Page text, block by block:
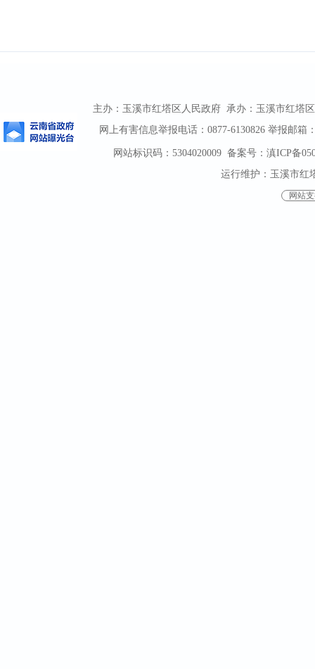
主办：玉溪市红塔区人民政府 承办：玉溪市红塔
网上有害信息举报电话：0877-6130826 举报邮箱
网站标识码：5304020009 备案号：滇ICP备
运行维护：玉溪市红
网站